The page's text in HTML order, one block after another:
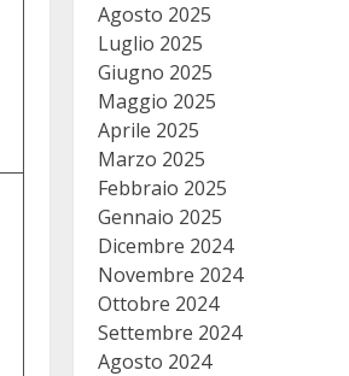
Agosto 2025
Luglio 2025
Giugno 2025
Maggio 2025
Aprile 2025
Marzo 2025
Febbraio 2025
Gennaio 2025
Dicembre 2024
Novembre 2024
Ottobre 2024
Settembre 2024
Agosto 2024